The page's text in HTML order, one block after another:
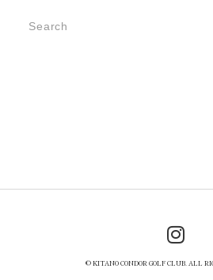
© KITANO CONDOR GOLF CLUB. ALL